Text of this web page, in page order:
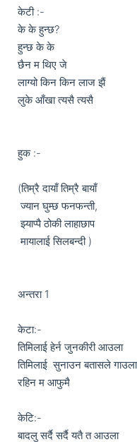
केटी :-
के के हुन्छ?
हुन्छ के के
छैन म थिए जे
लाग्यो किन किन लाज झैं
लुके आँखा त्यसै त्यसै
हुक :-
(तिम्रै दायाँ तिम्रै बायाँ
ज्यान घुम्छ फनफन्ती,
झ्याप्पै ठोकी लाहाछाप
मायालाई सिलबन्दी )
अन्तरा 1
केटा:-
तिमिलाई हेर्न जुनकीरी आउला
तिमिलाई  सुनाउन बतासले गाउला
रहिन म आफुमै
केटि:-
बादलु सर्दै सर्दै यतै त आउला